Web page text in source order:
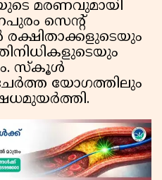
മരണവുമായി
സെന്റ്
സ്കൂൾ
യോഗത്തിലും